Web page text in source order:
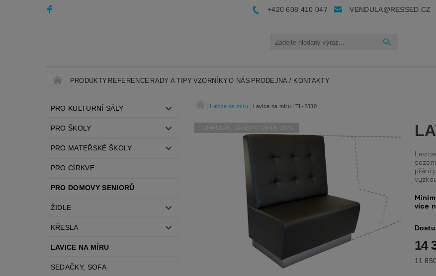
+420 608 410 047 VENDULA@RESSED.CZ
PRODUKTY REFERENCE RADY A TIPY VZORNÍKY O NÁS PRODEJNA / KONTAKTY
PRO KULTURNÍ SÁLY
PRO ŠKOLY
PRO MATEŘSKÉ ŠKOLY
PRO CÍRKVE
PRO DOMOVY SENIORŮ
ŽIDLE
KŘESLA
LAVICE NA MÍRU
SEDAČKY, SOFA
Lavice na míru Lavice na míru LTL-2330
FORMULÁŘ: ZÁJEM O CENÍK LAVIC
přání
více
14